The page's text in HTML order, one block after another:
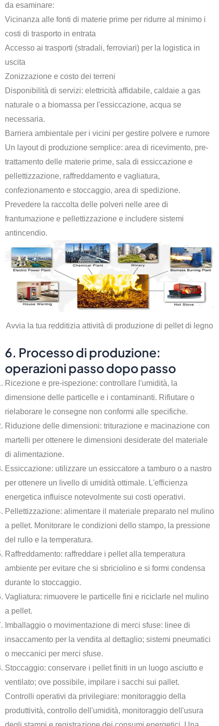
da esaminare:
Vicinanza alle fonti di materie prime per ridurre al minimo i
costi di trasporto in entrata
Accesso ai trasporti (stradali, ferroviari) per la logistica in
uscita
Zonizzazione e costo dei terreni
Disponibilità di servizi: elettricità affidabile, caldaie a gas
naturale o a biomassa per l'essiccazione, acqua se
necessaria.
Barriera ambientale per i vicini per gestire polvere e rumore
Un layout di produzione semplice: area di ricevimento, pre-
trattamento delle materie prime, sala di essiccazione e
pellettizzazione, raffreddamento e vagliatura,
confezionamento e stoccaggio, area di spedizione.
Prevedere la raccolta delle polveri nelle aree di
frantumazione e pellettizzazione e includere sistemi
antincendio.
Avvia la tua redditizia attività di produzione di pellet di legno
6. Processo di produzione:
operazioni passo dopo passo
Ricezione e pre-ispezione: controllare l'umidità, la
dimensione delle particelle e i contaminanti. Rifiutare o
rielaborare le consegne non conformi alle specifiche.
Riduzione delle dimensioni: triturazione e macinazione con
martelli per ottenere le dimensioni desiderate del materiale
di alimentazione.
Essiccazione: utilizzare un essiccatore a tamburo o a nastro
per ottenere un livello di umidità ottimale. L'efficienza
energetica influisce notevolmente sui costi operativi.
Pellettizzazione: alimentare il materiale preparato nel mulino
a pellet. Monitorare le condizioni dello stampo, la pressione
del rullo e la temperatura.
Raffreddamento: raffreddare i pellet alla temperatura
ambiente per evitare che si sbriciolino e si formi condensa
durante lo stoccaggio.
Vagliatura: rimuovere le particelle fini e riciclarle nel mulino
a pellet.
Imballaggio o movimentazione di merci sfuse: linee di
insaccamento per la vendita al dettaglio; sistemi pneumatici
o meccanici per merci sfuse.
Stoccaggio: conservare i pellet finiti in un luogo asciutto e
ventilato; ove possibile, impilare i sacchi sui pallet.
Controlli operativi da privilegiare: monitoraggio della
produttività, controllo dell'umidità, monitoraggio dell'usura